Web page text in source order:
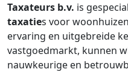
Taxateurs b.v. is
taxaties voor
ervaring en uitgebreide
vastgoedmarkt, kunnen
nauwkeurige en